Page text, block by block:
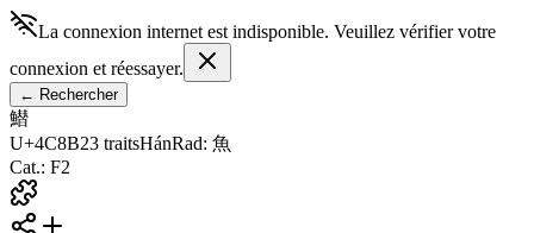
La connexion internet est indisponible. Veuillez vérifier votre
connexion et réessayer.
← Rechercher
䲋
U+4C8B23 traitsHánRad: 魚
Cat.: F2